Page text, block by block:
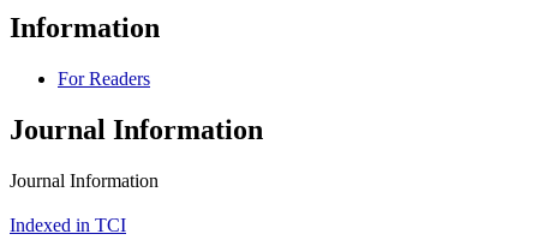
Information
For Readers
Journal Information
Journal Information
Indexed in TCI